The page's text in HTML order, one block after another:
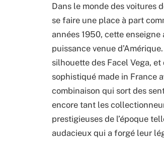
Dans le monde des voitures
se faire une place à part
années 1950, cette
puissance venue
silhouette des Facel Vega,
sophistiqué made in France
combinaison qui sort des
encore tant les
prestigieuses de l’époque
audacieux qui a forgé leur